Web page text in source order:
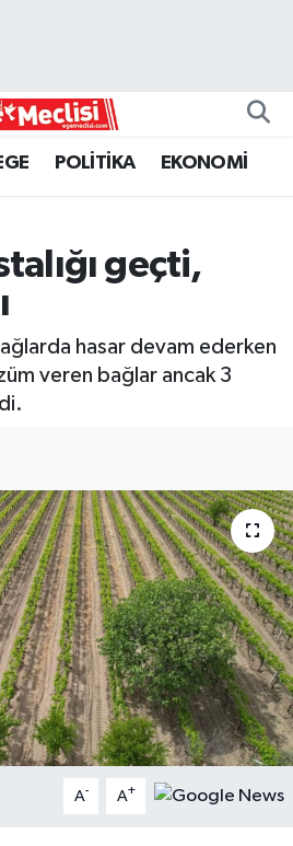
POLİTİKA EKONOMİ
geçti,
hasar devam ederken
veren bağlar ancak 3
A- A+